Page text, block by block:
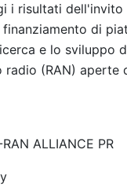
i risultati dell'invito
di
e lo sviluppo
radio (RAN) aperte
ALLIANCE PR